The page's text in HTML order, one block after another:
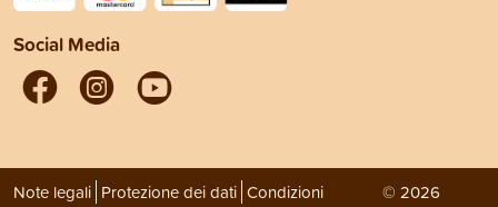
Social Media
Note legali Protezione dei dati Condizioni © 2026